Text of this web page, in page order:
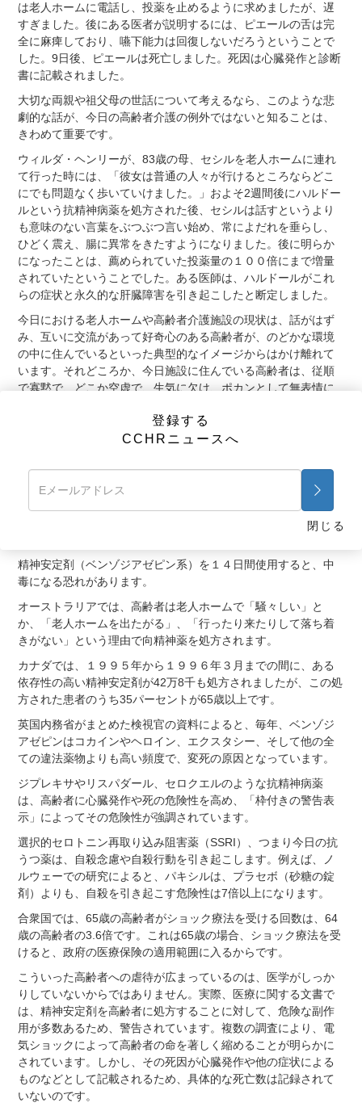
は老人ホームに電話し、投薬を止めるように求めましたが、遅
すぎました。後にある医者が説明するには、ピエールの舌は完
全に麻痺しており、嚥下能力は回復しないだろうということで
した。9日後、ピエールは死亡しました。死因は心臓発作と診断
書に記載されました。
大切な両親や祖父母の世話について考えるなら、このような悲
劇的な話が、今日の高齢者介護の例外ではないと知ることは、
きわめて重要です。
ウィルダ・ヘンリーが、83歳の母、セシルを老人ホームに連れ
て行った時には、「彼女は普通の人々が行けるところならどこ
にでも問題なく歩いていけました。」およそ2週間後にハルドー
ルという抗精神病薬を処方された後、セシルは話すというより
も意味のない言葉をぶつぶつ言い始め、常によだれを垂らし、
ひどく震え、腸に異常をきたすようになりました。後に明らか
になったことは、薦められていた投薬量の１００倍にまで増量
されていたということでした。ある医師は、ハルドールがこれ
らの症状と永久的な肝臓障害を引き起こしたと断定しました。
今日における老人ホームや高齢者介護施設の現状は、話がはず
み、互いに交流があって好奇心のある高齢者が、のどかな環境
の中に住んでいるといった典型的なイメージからはかけ離れて
います。それどころか、今日施設に住んでいる高齢者は、従順
で寡黙で、どこか空虚で、生気に欠け、ポカンとして無表情に
りするように見えます。こういった状態は、薬物のほかにも、
電気ショック療法（ECT）や、苦痛を伴う屈辱的な縛り付けに
よりは、ここ数十年のうちに高齢者介護に広範囲に導入され
た、精神医学の治療がもたらしたものです。
精神安定剤（ベンゾジアゼピン系）を１４日間使用すると、中
毒になる恐れがあります。
オーストラリアでは、高齢者は老人ホームで「騒々しい」と
か、「老人ホームを出たがる」、「行ったり来たりして落ち着
きがない」という理由で向精神薬を処方されます。
カナダでは、１９９５年から１９９６年３月までの間に、ある
依存性の高い精神安定剤が42万8千も処方されましたが、この処
方された患者のうち35パーセントが65歳以上です。
英国内務省がまとめた検視官の資料によると、毎年、ベンゾジ
アゼピンはコカインやヘロイン、エクスタシー、そして他の全
ての違法薬物よりも高い頻度で、変死の原因となっています。
ジプレキサやリスパダール、セロクエルのような抗精神病薬
は、高齢者に心臓発作や死の危険性を高め、「枠付きの警告表
示」によってその危険性が強調されています。
選択的セロトニン再取り込み阻害薬（SSRI）、つまり今日の抗
うつ薬は、自殺念慮や自殺行動を引き起こします。例えば、ノ
ルウェーでの研究によると、パキシルは、プラセボ（砂糖の錠
剤）よりも、自殺を引き起こす危険性は7倍以上になります。
合衆国では、65歳の高齢者がショック療法を受ける回数は、64
歳の高齢者の3.6倍です。これは65歳の場合、ショック療法を受
けると、政府の医療保険の適用範囲に入るからです。
こういった高齢者への虐待が広まっているのは、医学がしっか
りしていないからではありません。実際、医療に関する文書で
は、精神安定剤を高齢者に処方することに対して、危険な副作
用が多数あるため、警告されています。複数の調査により、電
気ショックによって高齢者の命を著しく縮めることが明らかに
されています。しかし、その死因が心臓発作や他の症状による
ものなどとして記載されるため、具体的な死亡数は記録されて
いないのです。
登録する
CCHRニュースへ
閉じる